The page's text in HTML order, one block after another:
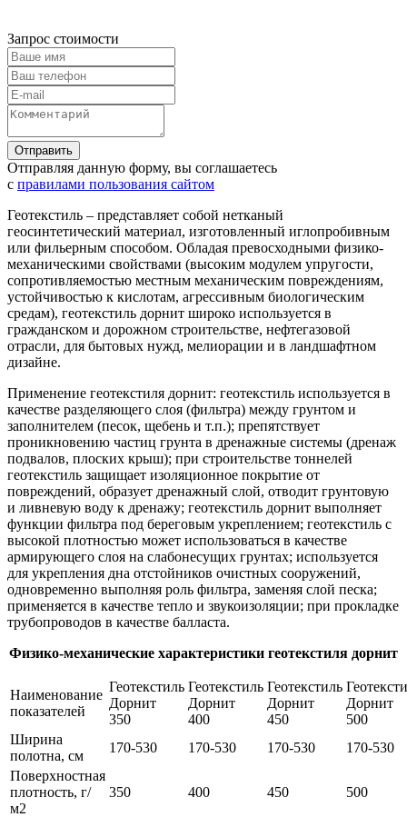
Запрос стоимости
Отправляя данную форму, вы соглашаетесь
с правилами пользования сайтом
Геотекстиль – представляет собой нетканый
геосинтетический материал, изготовленный иглопробивным
или фильерным способом. Обладая превосходными физико-
механическими свойствами (высоким модулем упругости,
сопротивляемостью местным механическим повреждениям,
устойчивостью к кислотам, агрессивным биологическим
средам), геотекстиль дорнит широко используется в
гражданском и дорожном строительстве, нефтегазовой
отрасли, для бытовых нужд, мелиорации и в ландшафтном
дизайне.
Применение геотекстиля дорнит: геотекстиль используется в
качестве разделяющего слоя (фильтра) между грунтом и
заполнителем (песок, щебень и т.п.); препятствует
проникновению частиц грунта в дренажные системы (дренаж
подвалов, плоских крыш); при строительстве тоннелей
геотекстиль защищает изоляционное покрытие от
повреждений, образует дренажный слой, отводит грунтовую
и ливневую воду к дренажу; геотекстиль дорнит выполняет
функции фильтра под береговым укреплением; геотекстиль с
высокой плотностью может использоваться в качестве
армирующего слоя на слабонесущих грунтах; используется
для укрепления дна отстойников очистных сооружений,
одновременно выполняя роль фильтра, заменяя слой песка;
применяется в качестве тепло и звукоизоляции; при прокладке
трубопроводов в качестве балласта.
Физико-механические характеристики геотекстиля дорнит
Наименование
показателей
Геотекстиль
Дорнит
350
Геотекстиль
Дорнит
400
Геотекстиль
Дорнит
450
Дорнит
500
Ширина
полотна, см
170-530 170-530 170-530
170-530
Поверхностная
плотность, г/
м2
350 400 450 500